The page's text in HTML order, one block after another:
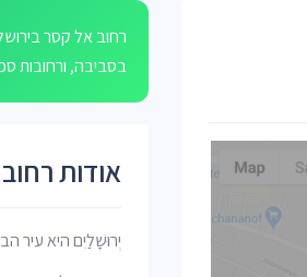
בסביבה, ורחובות
אודות
יְרוּשָׁלַיִם היא עיר